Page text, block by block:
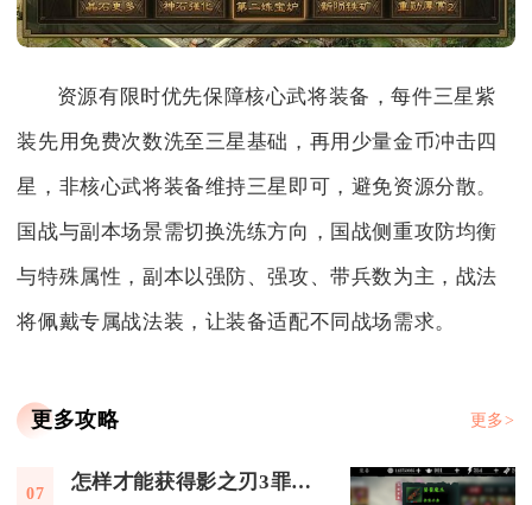
资源有限时优先保障核心武将装备，每件三星紫
装先用免费次数洗至三星基础，再用少量金币冲击四
星，非核心武将装备维持三星即可，避免资源分散。
国战与副本场景需切换洗练方向，国战侧重攻防均衡
与特殊属性，副本以强防、强攻、带兵数为主，战法
将佩戴专属战法装，让装备适配不同战场需求。
更多攻略 更多>
07 怎样才能获得影之刃3罪业武器